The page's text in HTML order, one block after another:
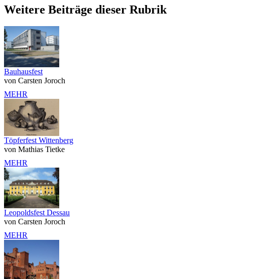
Weitere Beiträge dieser Rubrik
Bauhausfest
von Carsten Joroch
MEHR
Töpferfest Wittenberg
von Mathias Tietke
MEHR
Leopoldsfest Dessau
von Carsten Joroch
MEHR